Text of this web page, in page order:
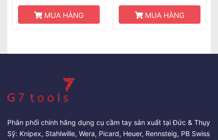
MUA HÀNG MUA HÀNG
Phân phối chính hãng dụng cụ cầm tay sản xuất tại Đức & Thụy
Sỹ: Knipex, Stahlwille, Wera, Picard, Heuer, Rennsteig, PB Swiss